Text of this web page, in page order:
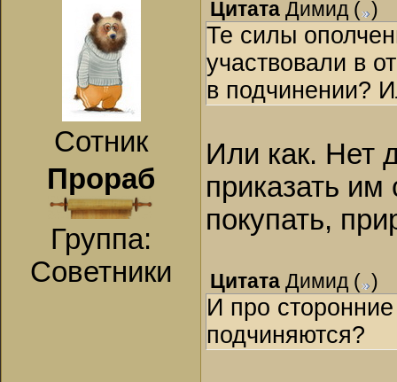
Сотник
Прораб
Группа:
Советники
Цитата Димид ( )
Те силы
участвовали в
в подчинении?
Или как. Нет
приказать
покупать,
Цитата Димид ( )
И про
подчиняются?